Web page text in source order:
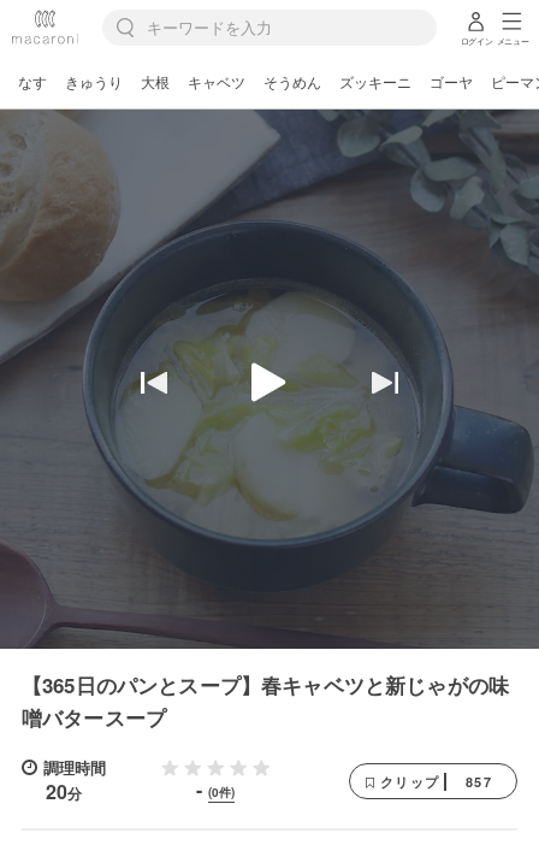
ログイン メニュー
なす きゅうり 大根 キャベツ そうめん ズッキーニ ゴーヤ ピーマ
【365日のパンとスープ】春キャベツと新じゃがの味
噌バタースープ
調理時間
20分 - (0件)
クリップ 857